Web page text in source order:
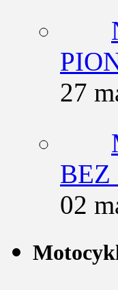
27
BEZ
02